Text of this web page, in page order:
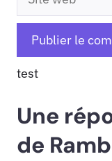
test
Une
de